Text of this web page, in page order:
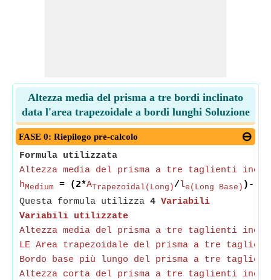
Altezza media del prisma a tre bordi inclinato
data l'area trapezoidale a bordi lunghi Soluzione
FASE 0: Riepilogo pre-calcolo
Formula utilizzata
Altezza media del prisma a tre taglienti
hMedium = (2*A Trapezoidal(Long)/le(Long Base) )-
Questa formula utilizza 4 Variabili
Variabili utilizzate
Altezza media del prisma a tre taglienti
LE Area trapezoidale del prisma a tre
Bordo base più lungo del prisma a tre
Altezza corta del prisma a tre taglienti